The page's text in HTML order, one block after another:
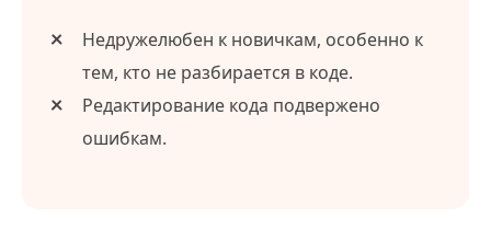
Недружелюбен к новичкам, особенно к
тем, кто не разбирается в коде.
Редактирование кода подвержено
ошибкам.